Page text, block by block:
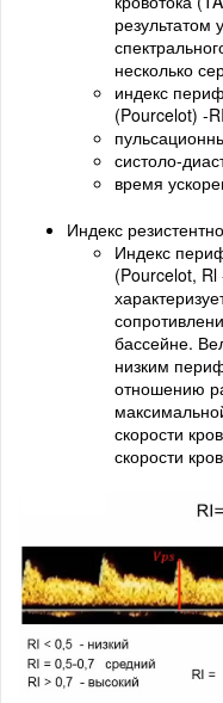
несколько
индекс
(Pourcelot) -RI
систоло-
время
Индекс
Индекс
(Pourcelot, Rl
бассейне.
низким
отношению
скорости
скорости